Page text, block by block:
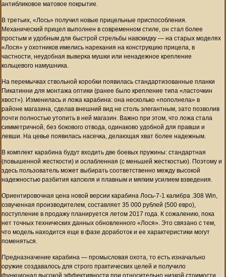
антибликовое матовое покрытие.
В третьих, «Лось» получил новые прицельные приспособления.
Механический прицел выполнен в современном стиле, он стал более
простым и удобным для быстрой стрельбы навскидку — на старых моделях
«Лося» у охотников имелись нарекания на конструкцию прицела, в
частности, неудобная выверка мушки или ненадежное крепление
кольцевого намушника.
На перемычках ствольной коробки появилась стандартизованные планки
Пикатинни для монтажа оптики (ранее было крепление типа «ласточкин
хвост»). Изменилась и ложа карабина: она несколько «пополнела» в
районе магазина, сделав внешний вид не столь элегантным, зато позволив
почти полностью утопить в ней магазин. Важно при этом, что ложа стала
симметричной, без бокового отвода, одинаково удобной для правши и
левши. На цевье появилась насечка, делающая хват более надежным.
В комплект карабина будут входить две боевых пружины: стандартная
(повышенной жесткости) и ослабленная (с меньшей жесткостью). Поэтому и
здесь пользователь может выбирать соответственно между высокой
надежностью разбития капсюля и плавным и мягким усилием взведения.
Ориентировочная цена новой версии карабина Лось-7-1 калибра .308 Win,
озвученная производителем, составляет 35 000 рублей (500 евро),
поступление в продажу планируется летом 2017 года. К сожалению, пока
нет точных технических данных обновленного «Лося». Это связано с тем,
что модель находится еще в фазе доработок и ее характеристики могут
поменяться.
Предназначение карабина — промысловая охота, то есть изначально
оружие создавалось для строго практических целей и получило
функционал высокой эффективности при относительно низкой стоимости,